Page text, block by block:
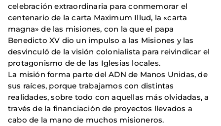
celebración extraordinaria para conmemorar el
centenario de la carta Maximum Illud, la «carta
magna» de las misiones, con la que el papa
Benedicto XV dio un impulso a las Misiones y las
desvinculó de la visión colonialista para reivindicar el
protagonismo de de las Iglesias locales.
La misión forma parte del ADN de Manos Unidas, de
sus raíces, porque trabajamos con distintas
realidades, sobre todo con aquellas más olvidadas, a
través de la financiación de proyectos llevados a
cabo de la mano de muchos misioneros.